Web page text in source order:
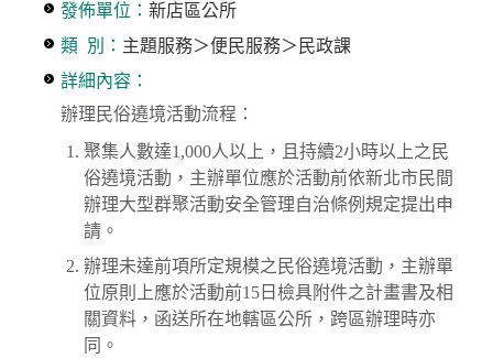
發佈單位： 新店區公所
類 別： 主題服務＞便民服務＞民政課
詳細內容：
辦理民俗遶境活動流程：
聚集人數達1,000人以上，且持續2小時以上之民
俗遶境活動，主辦單位應於活動前依新北市民間
辦理大型群聚活動安全管理自治條例規定提出申
請。
辦理未達前項所定規模之民俗遶境活動，主辦單
位原則上應於活動前15日檢具附件之計畫書及相
關資料，函送所在地轄區公所，跨區辦理時亦
同。